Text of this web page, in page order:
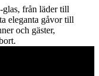
från läder till
eleganta gåvor till
och gäster,